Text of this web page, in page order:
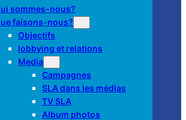
sommes-nous?
faisons-nous?
Objectifs
lobbying et relations
Media
Campagnes
SLA dans les médias
TV SLA
Album photos